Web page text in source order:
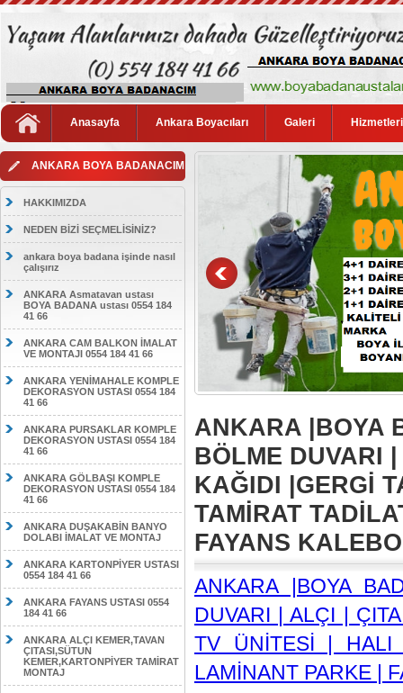
Anasayfa Ankara Boyacıları Galeri
ANKARA BOYA BADANACIM
HAKKIMIZDA
NEDEN BİZİ SEÇMELİSİNİZ?
ankara boya badana işinde nasıl
çalışırız
ANKARA Asmatavan ustası
BOYA BADANA ustası 0554 184
41 66
ANKARA CAM BALKON İMALAT
VE MONTAJI 0554 184 41 66
ANKARA YENİMAHALE KOMPLE
DEKORASYON USTASI 0554 184
41 66
ANKARA PURSAKLAR KOMPLE
DEKORASYON USTASI 0554 184
41 66
ANKARA GÖLBAŞI KOMPLE
DEKORASYON USTASI 0554 184
41 66
ANKARA DUŞAKABİN BANYO
DOLABI İMALAT VE MONTAJ
ANKARA KARTONPİYER USTASI
0554 184 41 66
ANKARA FAYANS USTASI 0554
184 41 66
ANKARA ALÇI KEMER,TAVAN
ÇITASI,SÜTUN
KEMER,KARTONPİYER TAMİRAT
MONTAJ
ANKARA |BOYA
BÖLME DUVARI
KAĞIDI |GERGİ
TAMİRAT
FAYANS
ANKARA |BOYA
DUVARI | ALÇI |
TV ÜNİTESİ | HALI
LAMİNANT PARKE |